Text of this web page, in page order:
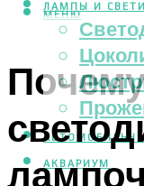
ЛАМПЫ И
АКВАРИУМ
МЕНЮ